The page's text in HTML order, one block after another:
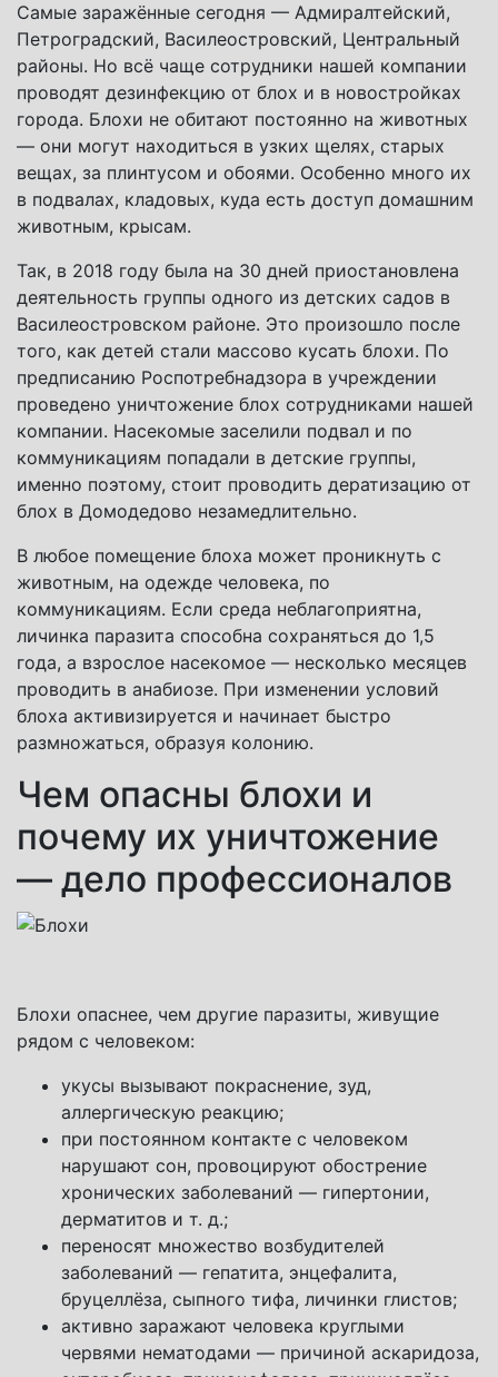
Самые заражённые сегодня — Адмиралтейский,
Петроградский, Василеостровский, Центральный
районы. Но всё чаще сотрудники нашей компании
проводят дезинфекцию от блох и в новостройках
города. Блохи не обитают постоянно на животных
— они могут находиться в узких щелях, старых
вещах, за плинтусом и обоями. Особенно много их
в подвалах, кладовых, куда есть доступ домашним
животным, крысам.
Так, в 2018 году была на 30 дней приостановлена
деятельность группы одного из детских садов в
Василеостровском районе. Это произошло после
того, как детей стали массово кусать блохи. По
предписанию Роспотребнадзора в учреждении
проведено уничтожение блох сотрудниками нашей
компании. Насекомые заселили подвал и по
коммуникациям попадали в детские группы,
именно поэтому, стоит проводить дератизацию от
блох в Домодедово незамедлительно.
В любое помещение блоха может проникнуть с
животным, на одежде человека, по
коммуникациям. Если среда неблагоприятна,
личинка паразита способна сохраняться до 1,5
года, а взрослое насекомое — несколько месяцев
проводить в анабиозе. При изменении условий
блоха активизируется и начинает быстро
размножаться, образуя колонию.
Чем опасны блохи и
почему их уничтожение
— дело профессионалов
Блохи опаснее, чем другие паразиты, живущие
рядом с человеком:
укусы вызывают покраснение, зуд,
аллергическую реакцию;
при постоянном контакте с человеком
нарушают сон, провоцируют обострение
хронических заболеваний — гипертонии,
дерматитов и т. д.;
переносят множество возбудителей
заболеваний — гепатита, энцефалита,
бруцеллёза, сыпного тифа, личинки глистов;
активно заражают человека круглыми
червями нематодами — причиной аскаридоза,